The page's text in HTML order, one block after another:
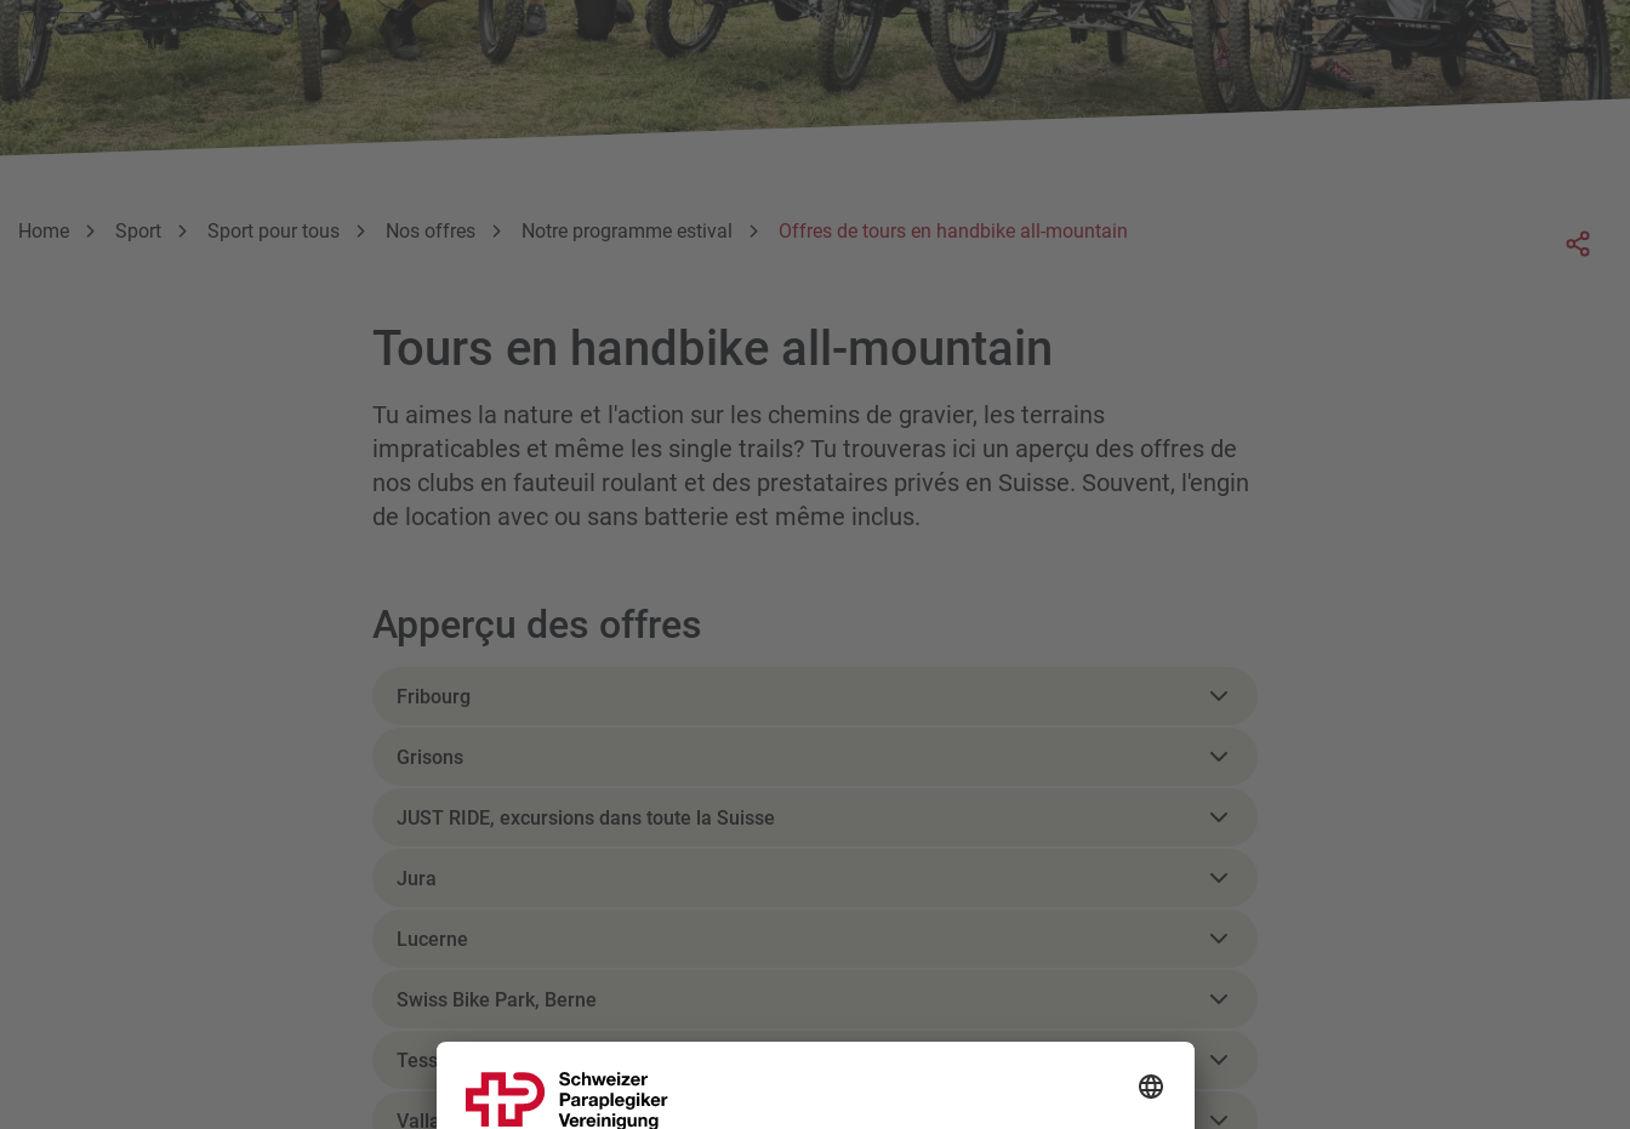
Breadcrumb
Vous êtes ici:
Home Sport Sport pour tous Nos offres Notre programme estival Offres de tours en handbike all-mountain
Tours en handbike all-mountain
Tu aimes la nature et l'action sur les chemins de gravier, les terrains
impraticables et même les single trails? Tu trouveras ici un aperçu des offres de
nos clubs en fauteuil roulant et des prestataires privés en Suisse. Souvent, l'engin
de location avec ou sans batterie est même inclus.
Apperçu des offres
Fribourg
Grisons
JUST RIDE, excursions dans toute la Suisse
Jura
Lucerne
Swiss Bike Park, Berne
Tessin
Vallais